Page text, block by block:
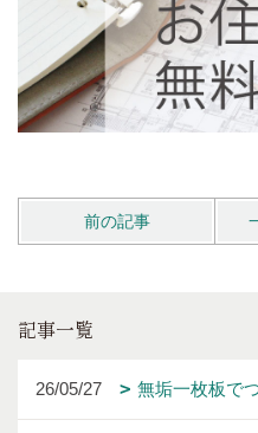
前の記事
記事一覧
26/05/27 無垢一枚板で